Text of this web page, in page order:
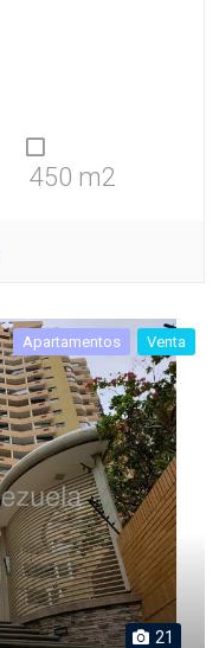
450 m2
Apartamentos Venta
21